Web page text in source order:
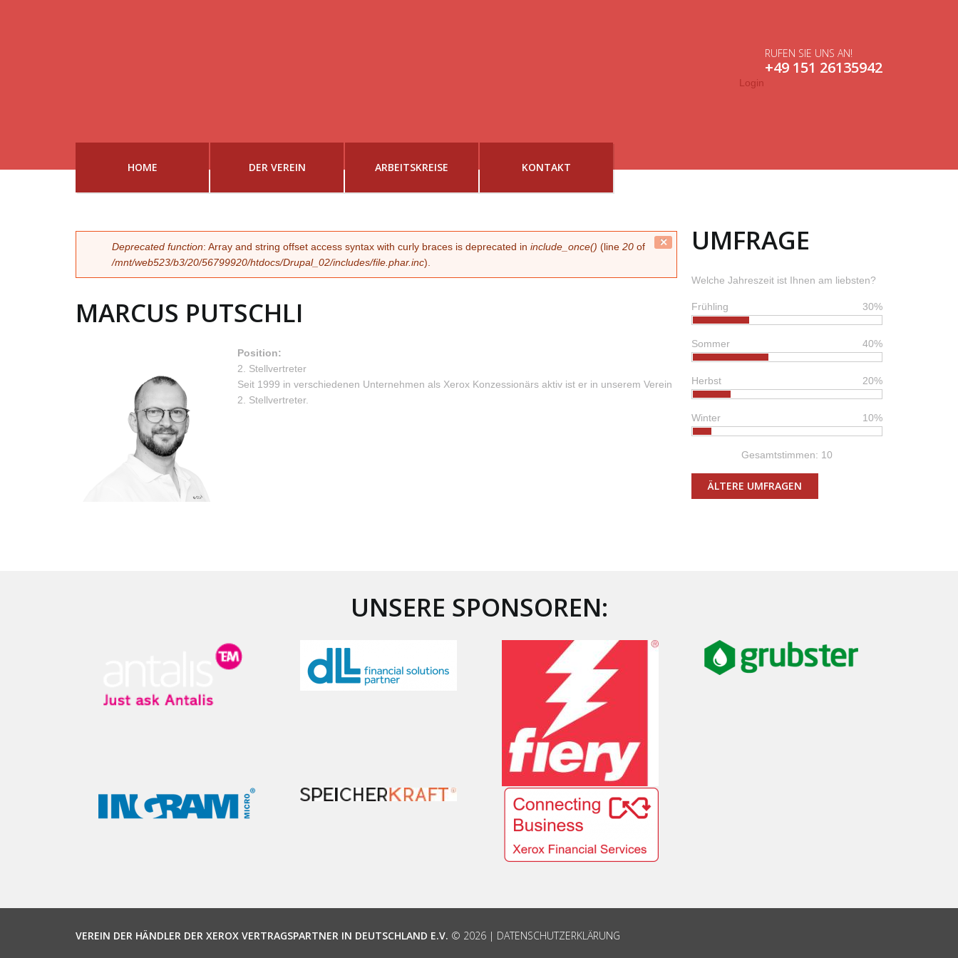
RUFEN SIE UNS AN!
+49 151 26135942
Login
HOME DER VEREIN ARBEITSKREISE KONTAKT
UMFRAGE
Welche Jahreszeit ist Ihnen am liebsten?
30%
Frühling
40%
Sommer
20%
Herbst
10%
Winter
Gesamtstimmen: 10
ÄLTERE UMFRAGEN
Close
this
FEHLERMELDUNG
Deprecated function: Array and string offset access syntax with curly braces is deprecated in include_once() (line 20 of
/mnt/web523/b3/20/56799920/htdocs/Drupal_02/includes/file.phar.inc).
MARCUS PUTSCHLI
Position:
2. Stellvertreter
Seit 1999 in verschiedenen Unternehmen als Xerox Konzessionärs aktiv ist er in unserem Verein
2. Stellvertreter.
UNSERE SPONSOREN:
VEREIN DER HÄNDLER DER XEROX VERTRAGSPARTNER IN DEUTSCHLAND E.V. © 2026 | DATENSCHUTZERKLÄRUNG